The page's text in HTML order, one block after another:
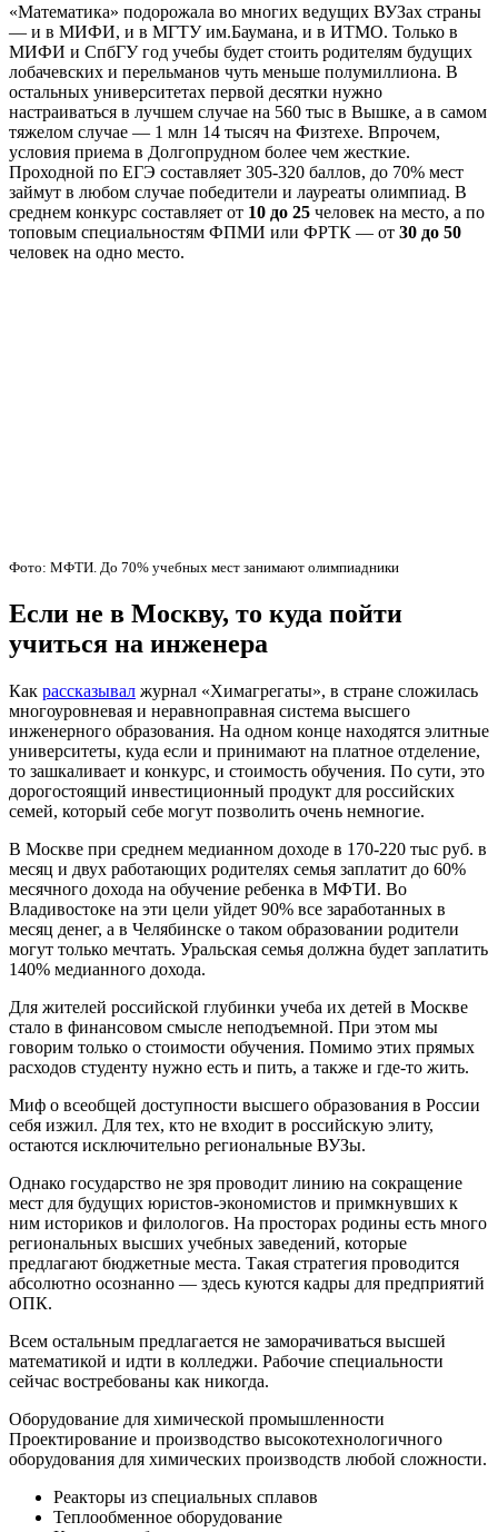
«Математика» подорожала во многих ведущих ВУЗах страны
— и в МИФИ, и в МГТУ им.Баумана, и в ИТМО. Только в
МИФИ и СпбГУ год учебы будет стоить родителям будущих
лобачевских и перельманов чуть меньше полумиллиона. В
остальных университетах первой десятки нужно
настраиваться в лучшем случае на 560 тыс в Вышке, а в самом
тяжелом случае — 1 млн 14 тысяч на Физтехе. Впрочем,
условия приема в Долгопрудном более чем жесткие.
Проходной по ЕГЭ составляет 305-320 баллов, до 70% мест
займут в любом случае победители и лауреаты олимпиад. В
среднем конкурс составляет от 10 до 25 человек на место, а по
топовым специальностям ФПМИ или ФРТК — от 30 до 50
человек на одно место.
Фото: МФТИ. До 70% учебных мест занимают олимпиадники
Если не в Москву, то куда пойти
учиться на инженера
Как рассказывал журнал «Химагрегаты», в стране сложилась
многоуровневая и неравноправная система высшего
инженерного образования. На одном конце находятся элитные
университеты, куда если и принимают на платное отделение,
то зашкаливает и конкурс, и стоимость обучения. По сути, это
дорогостоящий инвестиционный продукт для российских
семей, который себе могут позволить очень немногие.
В Москве при среднем медианном доходе в 170-220 тыс руб. в
месяц и двух работающих родителях семья заплатит до 60%
месячного дохода на обучение ребенка в МФТИ. Во
Владивостоке на эти цели уйдет 90% все заработанных в
месяц денег, а в Челябинске о таком образовании родители
могут только мечтать. Уральская семья должна будет заплатить
140% медианного дохода.
Для жителей российской глубинки учеба их детей в Москве
стало в финансовом смысле неподъемной. При этом мы
говорим только о стоимости обучения. Помимо этих прямых
расходов студенту нужно есть и пить, а также и где-то жить.
Миф о всеобщей доступности высшего образования в России
себя изжил. Для тех, кто не входит в российскую элиту,
остаются исключительно региональные ВУЗы.
Однако государство не зря проводит линию на сокращение
мест для будущих юристов-экономистов и примкнувших к
ним историков и филологов. На просторах родины есть много
региональных высших учебных заведений, которые
предлагают бюджетные места. Такая стратегия проводится
абсолютно осознанно — здесь куются кадры для предприятий
ОПК.
Всем остальным предлагается не заморачиваться высшей
математикой и идти в колледжи. Рабочие специальности
сейчас востребованы как никогда.
Оборудование для химической промышленности
Проектирование и производство высокотехнологичного
оборудования для химических производств любой сложности.
Реакторы из специальных сплавов
Теплообменное оборудование